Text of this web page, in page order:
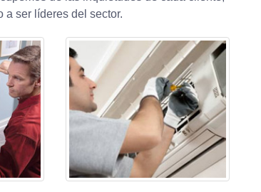
a ser líderes del sector.